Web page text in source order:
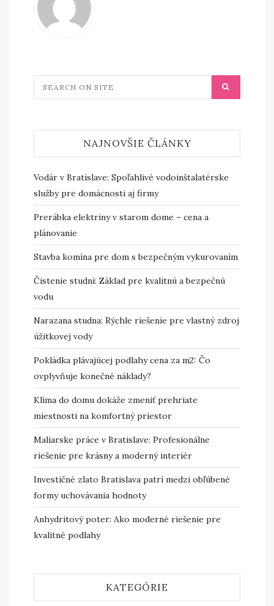
NAJNOVŠIE ČLÁNKY
Vodár v Bratislave: Spoľahlivé vodoinštalatérske
služby pre domácnosti aj firmy
Prerábka elektriny v starom dome – cena a
plánovanie
Stavba komína pre dom s bezpečným vykurovaním
Čistenie studní: Základ pre kvalitnú a bezpečnú
vodu
Narazana studna: Rýchle riešenie pre vlastný zdroj
úžitkovej vody
Pokládka plávajúcej podlahy cena za m2: Čo
ovplyvňuje konečné náklady?
Klíma do domu dokáže zmeniť prehriate
miestnosti na komfortný priestor
Maliarske práce v Bratislave: Profesionálne
riešenie pre krásny a moderný interiér
Investičné zlato Bratislava patrí medzi obľúbené
formy uchovávania hodnoty
Anhydritový poter: Ako moderné riešenie pre
kvalitné podlahy
KATEGÓRIE